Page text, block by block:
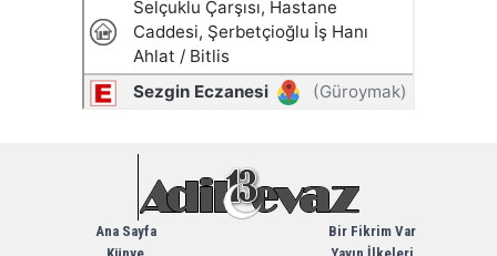
Ana Sayfa
Bir Fikrim Var